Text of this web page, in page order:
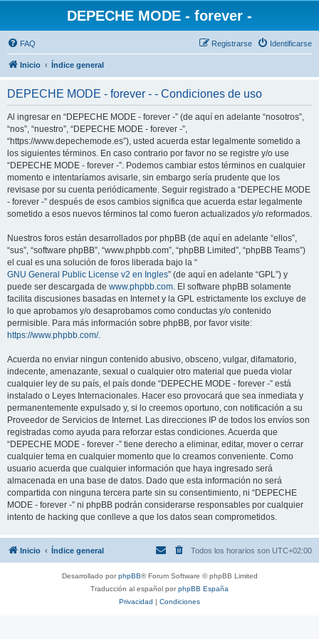
DEPECHE MODE - forever -
FAQ Identificarse
Registrarse
Inicio Índice general
DEPECHE MODE - forever - - Condiciones de uso
Al ingresar en “DEPECHE MODE - forever -” (de aquí en adelante “nosotros”,
“nos”, “nuestro”, “DEPECHE MODE - forever -”,
“https://www.depechemode.es”), usted acuerda estar legalmente sometido a
los siguientes términos. En caso contrario por favor no se registre y/o use
“DEPECHE MODE - forever -”. Podemos cambiar estos términos en cualquier
momento e intentaríamos avisarle, sin embargo sería prudente que los
revisase por su cuenta periódicamente. Seguir registrado a “DEPECHE MODE
- forever -” después de esos cambios significa que acuerda estar legalmente
sometido a esos nuevos términos tal como fueron actualizados y/o reformados.
Nuestros foros están desarrollados por phpBB (de aquí en adelante “ellos”,
“sus”, “software phpBB”, “www.phpbb.com”, “phpBB Limited”, “phpBB Teams”)
el cual es una solución de foros liberada bajo la “
GNU General Public License v2 en Ingles” (de aquí en adelante “GPL”) y
puede ser descargada de www.phpbb.com. El software phpBB solamente
facilita discusiones basadas en Internet y la GPL estrictamente los excluye de
lo que aprobamos y/o desaprobamos como conductas y/o contenido
permisible. Para más información sobre phpBB, por favor visite:
https://www.phpbb.com/.
Acuerda no enviar ningun contenido abusivo, obsceno, vulgar, difamatorio,
indecente, amenazante, sexual o cualquier otro material que pueda violar
cualquier ley de su país, el país donde “DEPECHE MODE - forever -” está
instalado o Leyes Internacionales. Hacer eso provocará que sea inmediata y
permanentemente expulsado y, si lo creemos oportuno, con notificación a su
Proveedor de Servicios de Internet. Las direcciones IP de todos los envíos son
registradas como ayuda para reforzar estas condiciones. Acuerda que
“DEPECHE MODE - forever -” tiene derecho a eliminar, editar, mover o cerrar
cualquier tema en cualquier momento que lo creamos conveniente. Como
usuario acuerda que cualquier información que haya ingresado será
almacenada en una base de datos. Dado que esta información no será
compartida con ninguna tercera parte sin su consentimiento, ni “DEPECHE
MODE - forever -” ni phpBB podrán considerarse responsables por cualquier
intento de hacking que conlleve a que los datos sean comprometidos.
Inicio Índice general Todos los horarios son UTC+02:00
Desarrollado porphpBB® Forum Software © phpBB Limited
Traducción al español porphpBB España
Privacidad | Condiciones